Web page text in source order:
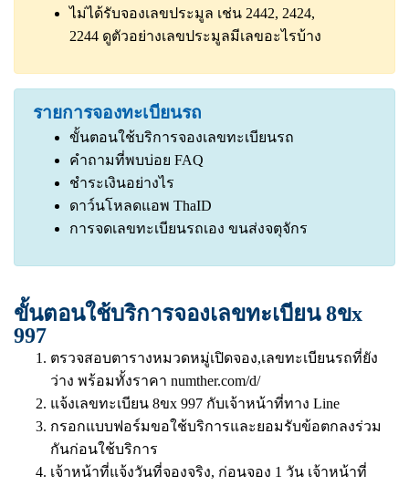
ไม่ได้รับจองเลขประมูล เช่น 2442, 2424,
2244 ดูตัวอย่างเลขประมูลมีเลขอะไรบ้าง
รายการจองทะเบียนรถ
ขั้นตอนใช้บริการจองเลขทะเบียนรถ
คำถามที่พบบ่อย FAQ
ชำระเงินอย่างไร
ดาว์นโหลดแอพ ThaID
การจดเลขทะเบียนรถเอง ขนส่งจตุจักร
ขั้นตอนใช้บริการจองเลขทะเบียน 8ขx
997
ตรวจสอบตารางหมวดหมู่เปิดจอง,เลขทะเบียนรถที่ยัง
ว่าง พร้อมทั้งราคา numther.com/d/
แจ้งเลขทะเบียน 8ขx 997 กับเจ้าหน้าที่ทาง Line
กรอกแบบฟอร์มขอใช้บริการและยอมรับข้อตกลงร่วม
กันก่อนใช้บริการ
เจ้าหน้าที่แจ้งวันที่จองจริง, ก่อนจอง 1 วัน เจ้าหน้าที่